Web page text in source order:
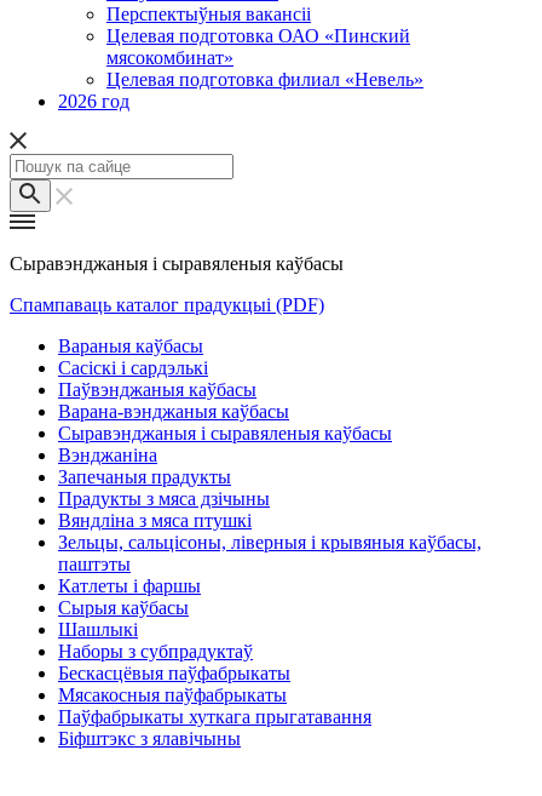
Перспектыўныя вакансіі
Целевая подготовка ОАО «Пинский
мясокомбинат»
Целевая подготовка филиал «Невель»
2026 год
Сыравэнджаныя і сыравяленыя каўбасы
Спампаваць каталог прадукцыі (PDF)
Вараныя каўбасы
Сасіскі і сардэлькі
Паўвэнджаныя каўбасы
Варана-вэнджаныя каўбасы
Сыравэнджаныя і сыравяленыя каўбасы
Вэнджаніна
Запечаныя прадукты
Прадукты з мяса дзічыны
Вяндліна з мяса птушкі
Зельцы, сальцісоны, ліверныя і крывяныя каўбасы,
паштэты
Катлеты і фаршы
Сырыя каўбасы
Шашлыкі
Наборы з субпрадуктаў
Бескасцёвыя паўфабрыкаты
Мясакосныя паўфабрыкаты
Паўфабрыкаты хуткага прыгатавання
Біфштэкс з ялавічыны